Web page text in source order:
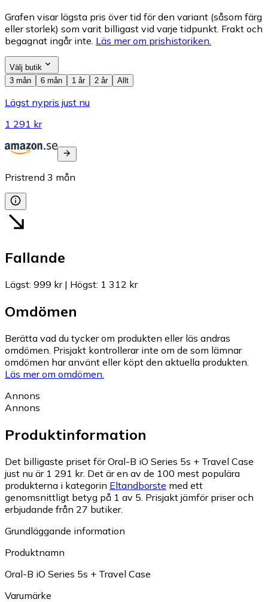
Grafen visar lägsta pris över tid för den variant (såsom färg
eller storlek) som varit billigast vid varje tidpunkt. Frakt och
begagnat ingår inte. Läs mer om prishistoriken.
Välj butik
3 mån
6 mån 1 år 2 år Allt
Lägst nypris just nu
1 291 kr
Pristrend 3 mån
Fallande
Lägst: 999 kr| Högst: 1 312 kr
Omdömen
Berätta vad du tycker om produkten eller läs andras
omdömen. Prisjakt kontrollerar inte om de som lämnar
omdömen har använt eller köpt den aktuella produkten.
Läs mer om omdömen.
Annons
Annons
Produktinformation
Det billigaste priset för Oral-B iO Series 5s + Travel Case
just nu är 1 291 kr. Det är en av de 100 mest populära
produkterna i kategorin Eltandborste med ett
genomsnittligt betyg på 1 av 5. Prisjakt jämför priser och
erbjudande från 27 butiker.
Grundläggande information
Produktnamn
Oral-B iO Series 5s + Travel Case
Varumärke